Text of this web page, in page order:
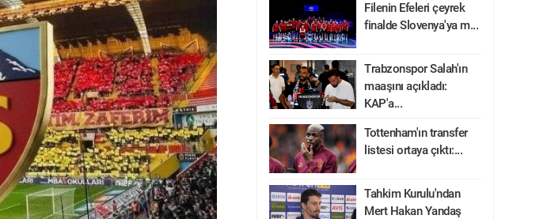
Filenin Efeleri çeyrek
finalde Slovenya'ya m...
Trabzonspor Salah'ın
maaşını açıkladı:
KAP'a...
Tottenham'ın transfer
listesi ortaya çıktı:...
Tahkim Kurulu'ndan
Mert Hakan Yandaş